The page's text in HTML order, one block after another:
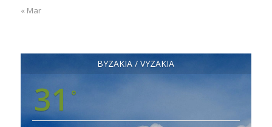
« Mar
ΒΥΖΑΚΙΑ / VYZAKIA
31 °